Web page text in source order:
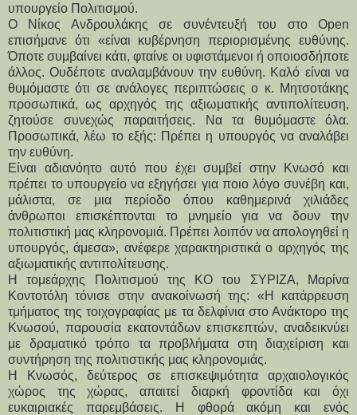
υπουργείο Πολιτισμού.
Ο Νίκος Ανδρουλάκης σε συνέντευξή του στο Open
επισήμανε ότι «είναι κυβέρνηση περιορισμένης ευθύνης.
Όποτε συμβαίνει κάτι, φταίνε οι υφιστάμενοι ή οποιοσδήποτε
άλλος. Ουδέποτε αναλαμβάνουν την ευθύνη. Καλό είναι να
θυμόμαστε ότι σε ανάλογες περιπτώσεις ο κ. Μητσοτάκης
προσωπικά, ως αρχηγός της αξιωματικής αντιπολίτευση,
ζητούσε συνεχώς παραιτήσεις. Να τα θυμόμαστε όλα.
Προσωπικά, λέω το εξής: Πρέπει η υπουργός να αναλάβει
την ευθύνη.
Είναι αδιανόητο αυτό που έχει συμβεί στην Κνωσό και
πρέπει το υπουργείο να εξηγήσει για ποιο λόγο συνέβη και,
μάλιστα, σε μια περίοδο όπου καθημερινά χιλιάδες
άνθρωποι επισκέπτονται το μνημείο για να δουν την
πολιτιστική μας κληρονομιά. Πρέπει λοιπόν να απολογηθεί η
υπουργός, άμεσα», ανέφερε χαρακτηριστικά ο αρχηγός της
αξιωματικής αντιπολίτευσης.
Η τομεάρχης Πολιτισμού της ΚΟ του ΣΥΡΙΖΑ, Μαρίνα
Κοντοτόλη τόνισε στην ανακοίνωσή της: «Η κατάρρευση
τμήματος της τοιχογραφίας με τα δελφίνια στο Ανάκτορο της
Κνωσού, παρουσία εκατοντάδων επισκεπτών, αναδεικνύει
με δραματικό τρόπο τα προβλήματα στη διαχείριση και
συντήρηση της πολιτιστικής μας κληρονομιάς.
Η Κνωσός, δεύτερος σε επισκεψιμότητα αρχαιολογικός
χώρος της χώρας, απαιτεί διαρκή φροντίδα και όχι
ευκαιριακές παρεμβάσεις. Η φθορά ακόμη και ενός